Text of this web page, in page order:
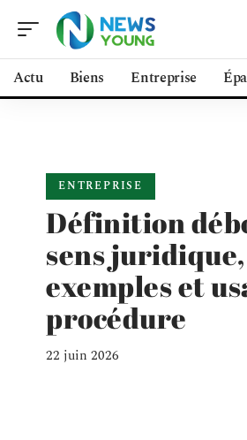
Actu Biens Entreprise
ENTREPRISE
Définition
sens juridique,
exemples et
procédure
22 juin 2026